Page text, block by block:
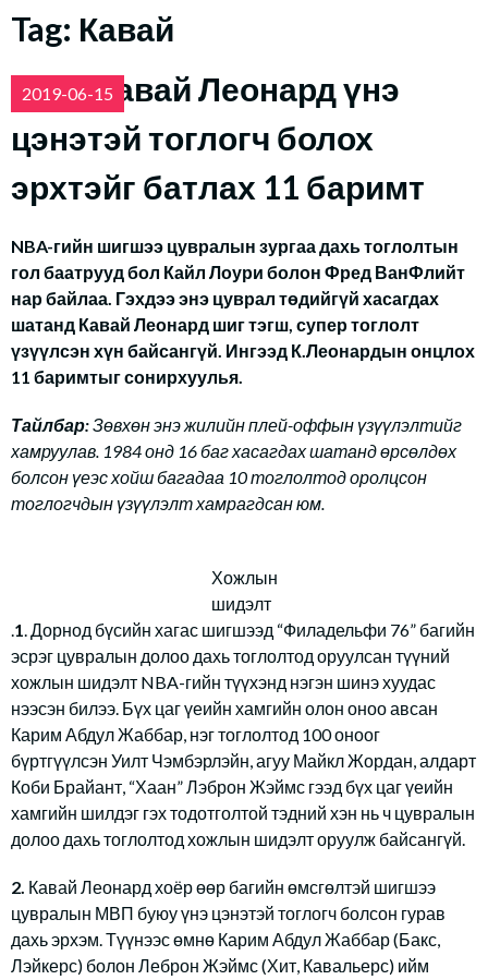
Tag: Кавай
2019-06-15
NBA: Кавай Леонард үнэ
цэнэтэй тоглогч болох
эрхтэйг батлах 11 баримт
NBA-гийн шигшээ цувралын зургаа дахь тоглолтын
гол баатрууд бол Кайл Лоури болон Фред ВанФлийт
нар байлаа. Гэхдээ энэ цуврал төдийгүй хасагдах
шатанд Кавай Леонард шиг тэгш, супер тоглолт
үзүүлсэн хүн байсангүй. Ингээд К.Леонардын онцлох
11 баримтыг сонирхуулья.
Тайлбар:Зөвхөн энэ жилийн плей-оффын үзүүлэлтийг
хамруулав. 1984 онд 16 баг хасагдах шатанд өрсөлдөх
болсон үеэс хойш багадаа 10 тоглолтод оролцсон
тоглогчдын үзүүлэлт хамрагдсан юм.
Хожлын
шидэлт
.1. Дорнод бүсийн хагас шигшээд “Филадельфи 76” багийн
эсрэг цувралын долоо дахь тоглолтод оруулсан түүний
хожлын шидэлт NBA-гийн түүхэнд нэгэн шинэ хуудас
нээсэн билээ. Бүх цаг үеийн хамгийн олон оноо авсан
Карим Абдул Жаббар, нэг тоглолтод 100 оноог
бүртгүүлсэн Уилт Чэмбэрлэйн, агуу Майкл Жордан, алдарт
Коби Брайант, “Хаан” Лэброн Жэймс гээд бүх цаг үеийн
хамгийн шилдэг гэх тодотголтой тэдний хэн нь ч цувралын
долоо дахь тоглолтод хожлын шидэлт оруулж байсангүй.
2. Кавай Леонард хоёр өөр багийн өмсгөлтэй шигшээ
цувралын МВП буюу үнэ цэнэтэй тоглогч болсон гурав
дахь эрхэм. Түүнээс өмнө Карим Абдул Жаббар (Бакс,
Лэйкерс) болон Леброн Жэймс (Хит, Кавальерс) ийм